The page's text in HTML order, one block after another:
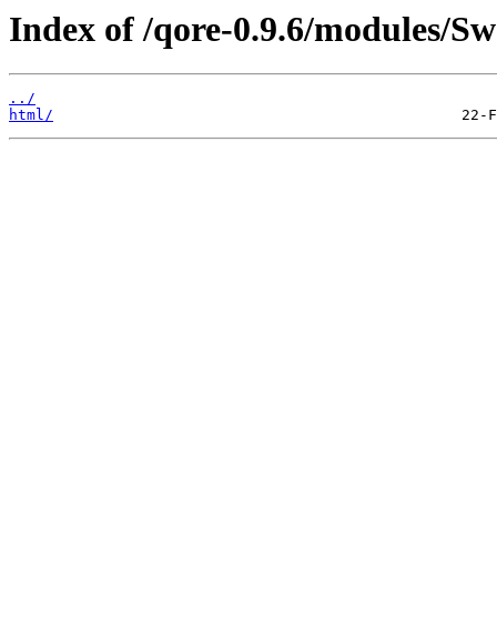
Index of /qore-0.9.6/modules/
../
html/